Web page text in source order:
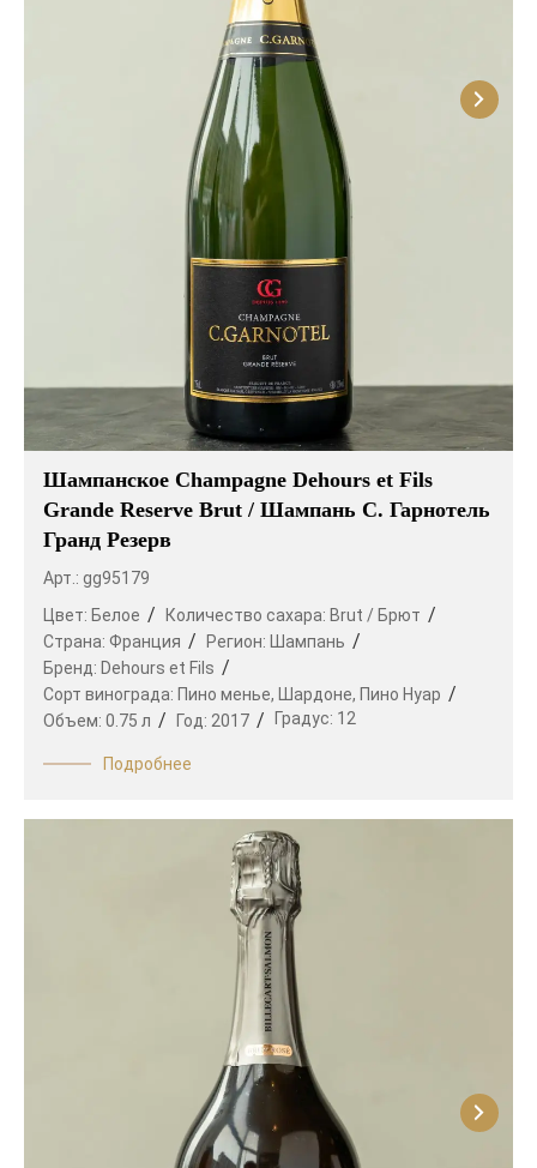
Шампанское Champagne Dehours et Fils
Grande Reserve Brut / Шампань С. Гарнотель
Гранд Резерв
Арт.: gg95179
Цвет: Белое Количество сахара: Brut / Брют
Страна: Франция Регион:
Шампань
Бренд: Dehours et Fils
Сорт винограда: Пино менье, Шардоне, Пино Нуар
Объем: 0.75 л Год: 2017 Градус: 12
Подробнее